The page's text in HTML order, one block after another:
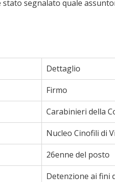
segnalato quale
Dettaglio
Firmo
Carabinieri della
Nucleo Cinofili di
26enne del posto
Detenzione ai fini